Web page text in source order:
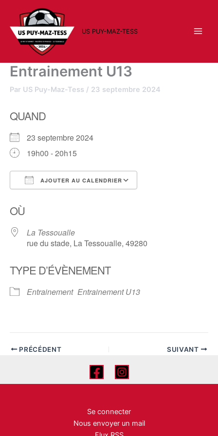
contenu
US PUY-MAZ-TESS
Entrainement U13
Par US Puy-Maz-Tess / 23 septembre 2024
QUAND
23 septembre 2024
19h00 - 20h15
AJOUTER AU CALENDRIER
OÙ
La Tessoualle
rue du stade, La Tessoualle, 49280
TYPE D’ÉVÈNEMENT
Entrainement Entrainement U13
PRÉCÉDENT SUIVANT
Se connecter
Nous envoyer un mail